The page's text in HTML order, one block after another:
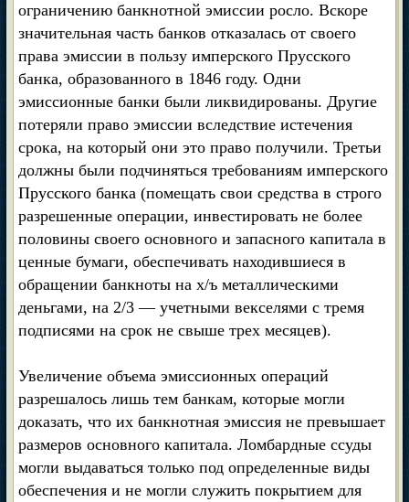
ограничению банкнотной эмиссии росло. Вскоре
значительная часть банков отказалась от своего
права эмиссии в пользу имперского Прусского
банка, образованного в 1846 году. Одни
эмиссионные банки были ликвидированы. Другие
потеряли право эмиссии вследствие истечения
срока, на который они это право получили. Третьи
должны были подчиняться требованиям имперского
Прусского банка (помещать свои средства в строго
разрешенные операции, инвестировать не более
половины своего основного и запасного капитала в
ценные бумаги, обеспечивать находившиеся в
обращении банкноты на х/ъ металлическими
деньгами, на 2/3 — учетными векселями с тремя
подписями на срок не свыше трех месяцев).
Увеличение объема эмиссионных операций
разрешалось лишь тем банкам, которые могли
доказать, что их банкнотная эмиссия не превышает
размеров основного капитала. Ломбардные ссуды
могли выдаваться только под определенные виды
обеспечения и не могли служить покрытием для